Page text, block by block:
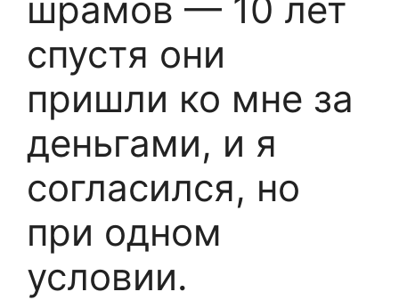
шрамов — 10 лет
спустя они
пришли ко мне за
деньгами, и я
согласился, но
при одном
условии.